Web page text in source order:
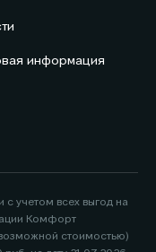
информация
учетом всех выгод на
Комфорт
стоимостью)